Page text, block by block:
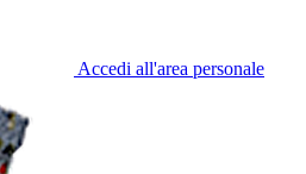
Accedi all'area personale